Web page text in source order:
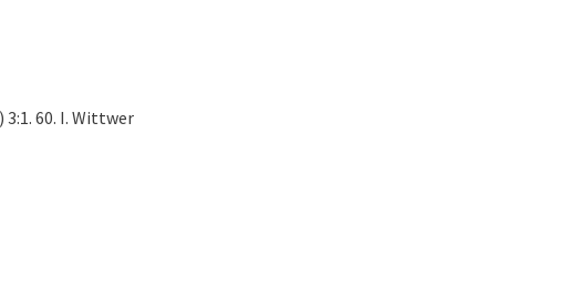
3:1. 60. I. Wittwer